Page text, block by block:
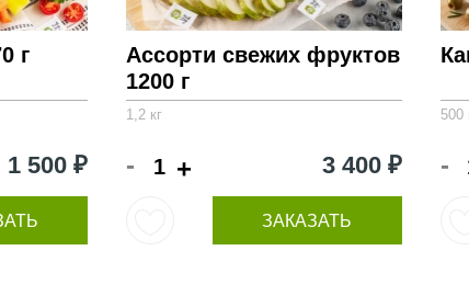
г
1 500 ₽
Ассорти свежих фруктов
1200 г
1,2 кг
- + 3 400 ₽
ЗАКАЗАТЬ
500
-